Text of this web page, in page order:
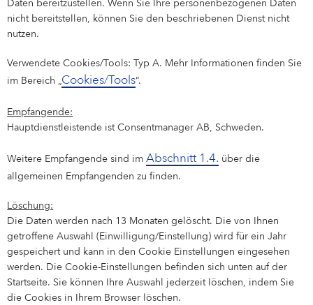
Daten bereitzustellen. Wenn Sie Ihre personenbezogenen Daten
nicht bereitstellen, können Sie den beschriebenen Dienst nicht
nutzen.
Verwendete Cookies/Tools: Typ A. Mehr Informationen finden Sie
im Bereich „Cookies/Tools“.
Empfangende:
Hauptdienstleistende ist Consentmanager AB, Schweden.
Weitere Empfangende sind imAbschnitt 1.4. über die
allgemeinen Empfangenden zu finden.
Löschung:
Die Daten werden nach 13 Monaten gelöscht. Die von Ihnen
getroffene Auswahl (Einwilligung/Einstellung) wird für ein Jahr
gespeichert und kann in den Cookie Einstellungen eingesehen
werden. Die Cookie-Einstellungen befinden sich unten auf der
Startseite. Sie können Ihre Auswahl jederzeit löschen, indem Sie
die Cookies in Ihrem Browser löschen.